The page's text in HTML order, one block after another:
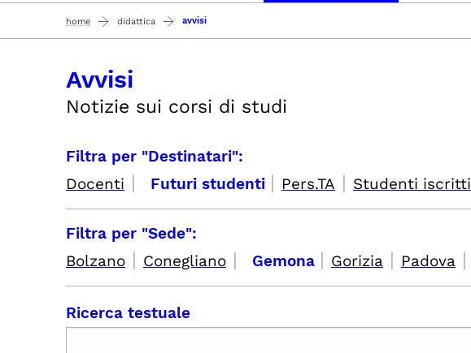
home didattica avvisi
Avvisi
Notizie sui corsi di studi
Filtra per "Destinatari":
Docenti | Futuri studenti | Pers.TA | Studenti iscritti
Filtra per "Sede":
Bolzano | Conegliano | Gemona | Gorizia | Padova |
Ricerca testuale